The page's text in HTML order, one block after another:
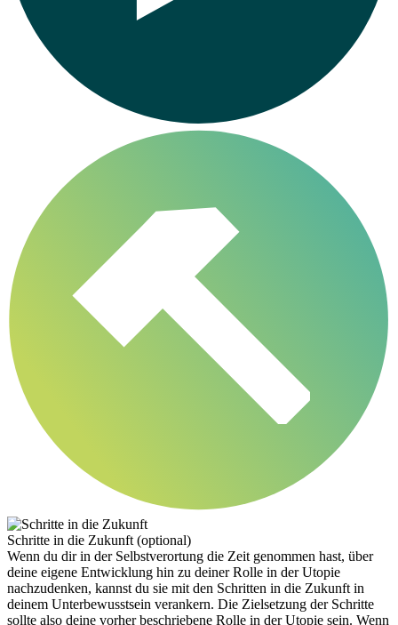
Schritte in die Zukunft (optional)
Wenn du dir in der Selbstverortung die Zeit genommen hast, über
deine eigene Entwicklung hin zu deiner Rolle in der Utopie
nachzudenken, kannst du sie mit den Schritten in die Zukunft in
deinem Unterbewusstsein verankern. Die Zielsetzung der Schritte
sollte also deine vorher beschriebene Rolle in der Utopie sein. Wenn